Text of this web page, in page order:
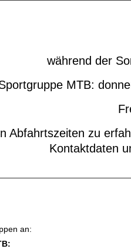
während der
MTB:
Abfahrtszeiten zu
Kontaktdaten
an: